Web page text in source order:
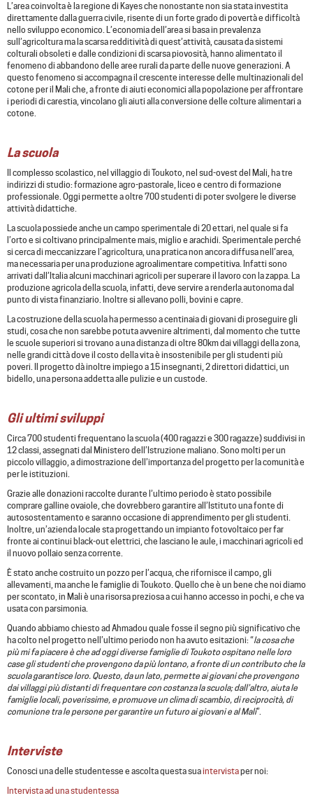
L’area coinvolta è la regione di Kayes che nonostante non sia stata investita
direttamente dalla guerra civile, risente di un forte grado di povertà e difficoltà
nello sviluppo economico. L’economia dell’area si basa in prevalenza
sull’agricoltura ma la scarsa redditività di quest’attività, causata da sistemi
colturali obsoleti e dalle condizioni di scarsa piovosità, hanno alimentato il
fenomeno di abbandono delle aree rurali da parte delle nuove generazioni. A
questo fenomeno si accompagna il crescente interesse delle multinazionali del
cotone per il Mali che, a fronte di aiuti economici alla popolazione per affrontare
i periodi di carestia, vincolano gli aiuti alla conversione delle colture alimentari a
cotone.
La scuola
Il complesso scolastico, nel villaggio di Toukoto, nel sud-ovest del Mali, ha tre
indirizzi di studio: formazione agro-pastorale, liceo e centro di formazione
professionale. Oggi permette aoltre 700 studenti di poter svolgere le diverse
attività didattiche.
La scuola possiede anche un campo sperimentale di 20 ettari, nel quale si fa
l’orto e si coltivano principalmente mais, miglio e arachidi. Sperimentale perché
si cerca di meccanizzare l’agricoltura, una pratica non ancora diffusa nell’area,
ma necessaria per una produzione agroalimentare competitiva. Infatti sono
arrivati dall’Italia alcuni macchinari agricoli per superare il lavoro con la zappa. La
produzione agricola della scuola, infatti, deve servire a renderla autonoma dal
punto di vista finanziario. Inoltre si allevano polli, bovini e capre.
La costruzione della scuola ha permesso a centinaia di giovani di proseguire gli
studi, cosa che non sarebbe potuta avvenire altrimenti, dal momento che tutte
le scuole superiori si trovano a una distanza di oltre 80km dai villaggi della zona,
nelle grandi città dove il costo della vita è insostenibile per gli studenti più
poveri. Il progetto dà inoltre impiego a 15 insegnanti, 2 direttori didattici, un
bidello, una persona addetta alle pulizie e un custode.
Gli ultimi sviluppi
Circa 700 studenti frequentano la scuola (400 ragazzi e 300 ragazze) suddivisi in
12 classi, assegnati dal Ministero dell’Istruzione maliano. Sono molti per un
piccolo villaggio, a dimostrazione dell’importanza del progetto per la comunità e
per le istituzioni.
Grazie alle donazioni raccolte durante l’ultimo periodo è stato possibile
comprare galline ovaiole, che dovrebbero garantire all’Istituto una fonte di
autosostentamento e saranno occasione di apprendimento per gli studenti.
Inoltre, un’azienda locale sta progettando un impianto fotovoltaico per far
fronte ai continui black-out elettrici, che lasciano le aule, i macchinari agricoli ed
il nuovo pollaio senza corrente.
È stato anche costruito un pozzo per l’acqua, che rifornisce il campo, gli
allevamenti, ma anche le famiglie di Toukoto. Quello che è un bene che noi diamo
per scontato, in Mali è una risorsa preziosa a cui hanno accesso in pochi, e che va
usata con parsimonia.
Quando abbiamo chiesto ad Ahmadou quale fosse il segno più significativo che
ha colto nel progetto nell’ultimo periodo non ha avuto esitazioni: “la cosa che
più mi fa piacere è che ad oggi diverse famiglie di Toukoto ospitano nelle loro
case gli studenti che provengono da più lontano, a fronte di un contributo che la
scuola garantisce loro. Questo, da un lato, permette ai giovani che provengono
dai villaggi più distanti di frequentare con costanza la scuola; dall’altro, aiuta le
famiglie locali, poverissime, e promuove un clima di scambio, di reciprocità, di
comunione tra le persone per garantire un futuro ai giovani e al Mali”.
Interviste
Conosci una delle studentesse e ascolta questa suaintervistaper noi:
Intervista ad una studentessa